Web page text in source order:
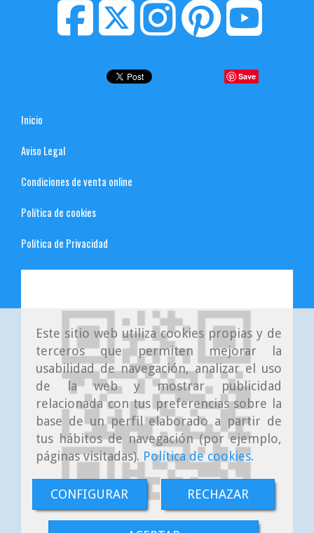
Este sitio web utiliza cookies propias y de
terceros que permiten mejorar la
usabilidad de navegación, analizar el uso
de la web y mostrar publicidad
relacionada con tus preferencias sobre la
base de un perfil elaborado a partir de
tus hábitos de navegación (por ejemplo,
páginas visitadas). Política de cookies.
CONFIGURAR RECHAZAR
Save
Inicio
Aviso Legal
Condiciones de venta online
Política de cookies
Política de Privacidad